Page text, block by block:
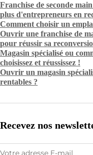
Franchise de seconde
plus d'entrepreneurs en
Comment choisir un
Ouvrir une franchise de
pour réussir sa
Magasin spécialisé ou
choisissez et réussissez !
Ouvrir un magasin
rentables ?
Recevez nos